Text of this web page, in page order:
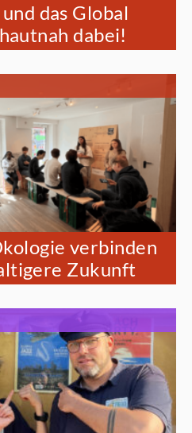
das Global
dabei!
verbinden
Zukunft